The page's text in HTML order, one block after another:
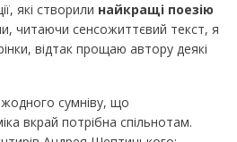
які створили найкращі поезію
читаючи сенсожиттєвий текст, я
відтак прощаю автору деякі
сумніву, що
вкрай потрібна спільнотам.